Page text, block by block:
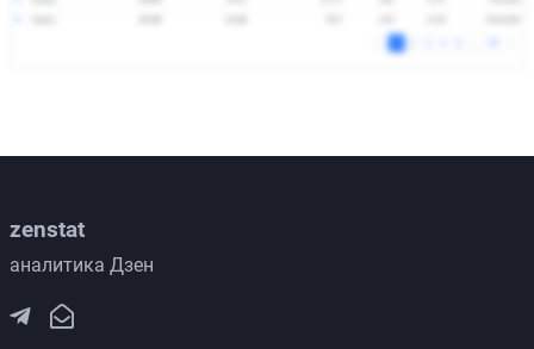
zenstat
аналитика Дзен